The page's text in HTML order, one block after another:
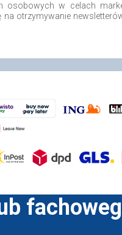
osobowych w celach
otrzymywanie